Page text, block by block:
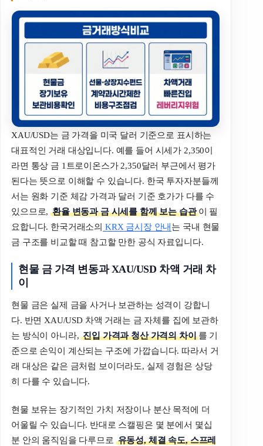
XAU/USD는 금 가격을 미국 달러 기준으로 표시하는
대표적인 거래 대상입니다. 예를 들어 시세가 2,350이
라면 통상 금 1트로이온스가 2,350달러 부근에서 평가
된다는 뜻으로 이해할 수 있습니다. 한국 투자자분들께
서는 원화 기준 체감 가격과 달러 기준 호가가 다를 수
있으므로,환율 변동과 금 시세를 함께 보는 습관이 필
요합니다. 한국거래소의 KRX 금시장 안내 는 국내 현물
금 구조를 비교할 때 참고할 만한 공식 자료입니다.
현물 금 가격 변동과 XAU/USD 차액 거래 차
이
현물 금은 실제 금을 사거나 보관하는 성격이 강합니
다. 반면 XAU/USD 차액 거래는 금 자체를 집에 보관하
는 방식이 아니라,진입 가격과 청산 가격의 차이를 기
준으로 손익이 계산되는 구조에 가깝습니다. 따라서 거
래 대상은 같은 금처럼 보이더라도, 실제 경험은 상당
히 다를 수 있습니다.
현물 보유는 장기적인 가치 저장이나 분산 목적에 더
어울릴 수 있습니다. 반대로 스캘핑은 몇 분에서 몇십
분 안의 움직임을 다루므로 유동성, 체결 속도, 스프레